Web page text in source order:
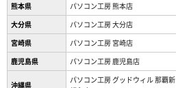
熊本県
パソコン工房 熊本店
大分県
パソコン工房 大分店
宮崎県
パソコン工房 宮崎店
鹿児島県
パソコン工房 鹿児島店
沖縄県
パソコン工房 グッドウィル 那覇新